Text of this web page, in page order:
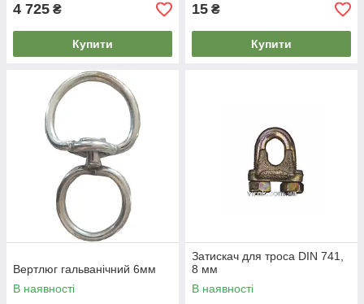
4 725 ₴
Купити
15 ₴
Купити
Вертлюг гальванічний 6мм
В наявності
Затискач для троса DIN 741,
8 мм
В наявності